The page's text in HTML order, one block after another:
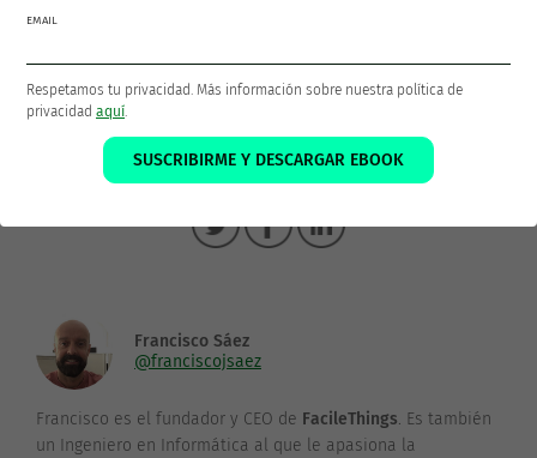
que puedas ver y editar las notas de Evernote de
Francisco Sáez
@franciscojsaez
Francisco es el fundador y CEO de FacileThings. Es también
un Ingeniero en Informática al que le apasiona la
EMAIL
Respetamos tu privacidad. Más información sobre nuestra política de
privacidad aquí.
SUSCRIBIRME Y DESCARGAR EBOOK